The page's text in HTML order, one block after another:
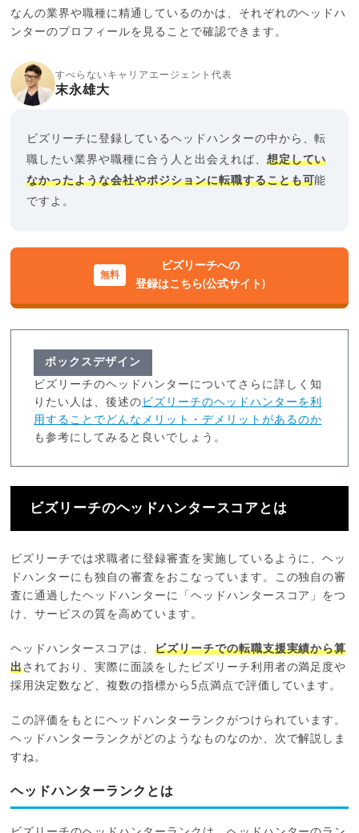
なんの業界や職種に精通しているのかは、それぞれのヘッドハ
ンターのプロフィールを見ることで確認できます。
すべらないキャリアエージェント代表
末永雄大
ビズリーチに登録しているヘッドハンターの中から、転
職したい業界や職種に合う人と出会えれば、 想定してい
なかったような会社やポジションに転職することも可能
ですよ。
ビズリーチへの
登録はこちら(公式サイト)
ボックスデザイン
ビズリーチのヘッドハンターについてさらに詳しく知
りたい人は、後述の ビズリーチのヘッドハンターを利
用することでどんなメリット・デメリットがあるのか
も参考にしてみると良いでしょう。
ビズリーチのヘッドハンタースコアとは
ビズリーチでは求職者に登録審査を実施しているように、ヘッ
ドハンターにも独自の審査をおこなっています。この独自の審
査に通過したヘッドハンターに「ヘッドハンタースコア」をつ
け、サービスの質を高めています。
ヘッドハンタースコアは、 ビズリーチでの転職支援実績から算
出されており、実際に面談をしたビズリーチ利用者の満足度や
採用決定数など、複数の指標から5点満点で評価しています。
この評価をもとにヘッドハンターランクがつけられています。
ヘッドハンターランクがどのようなものなのか、次で解説しま
すね。
ヘッドハンターランクとは